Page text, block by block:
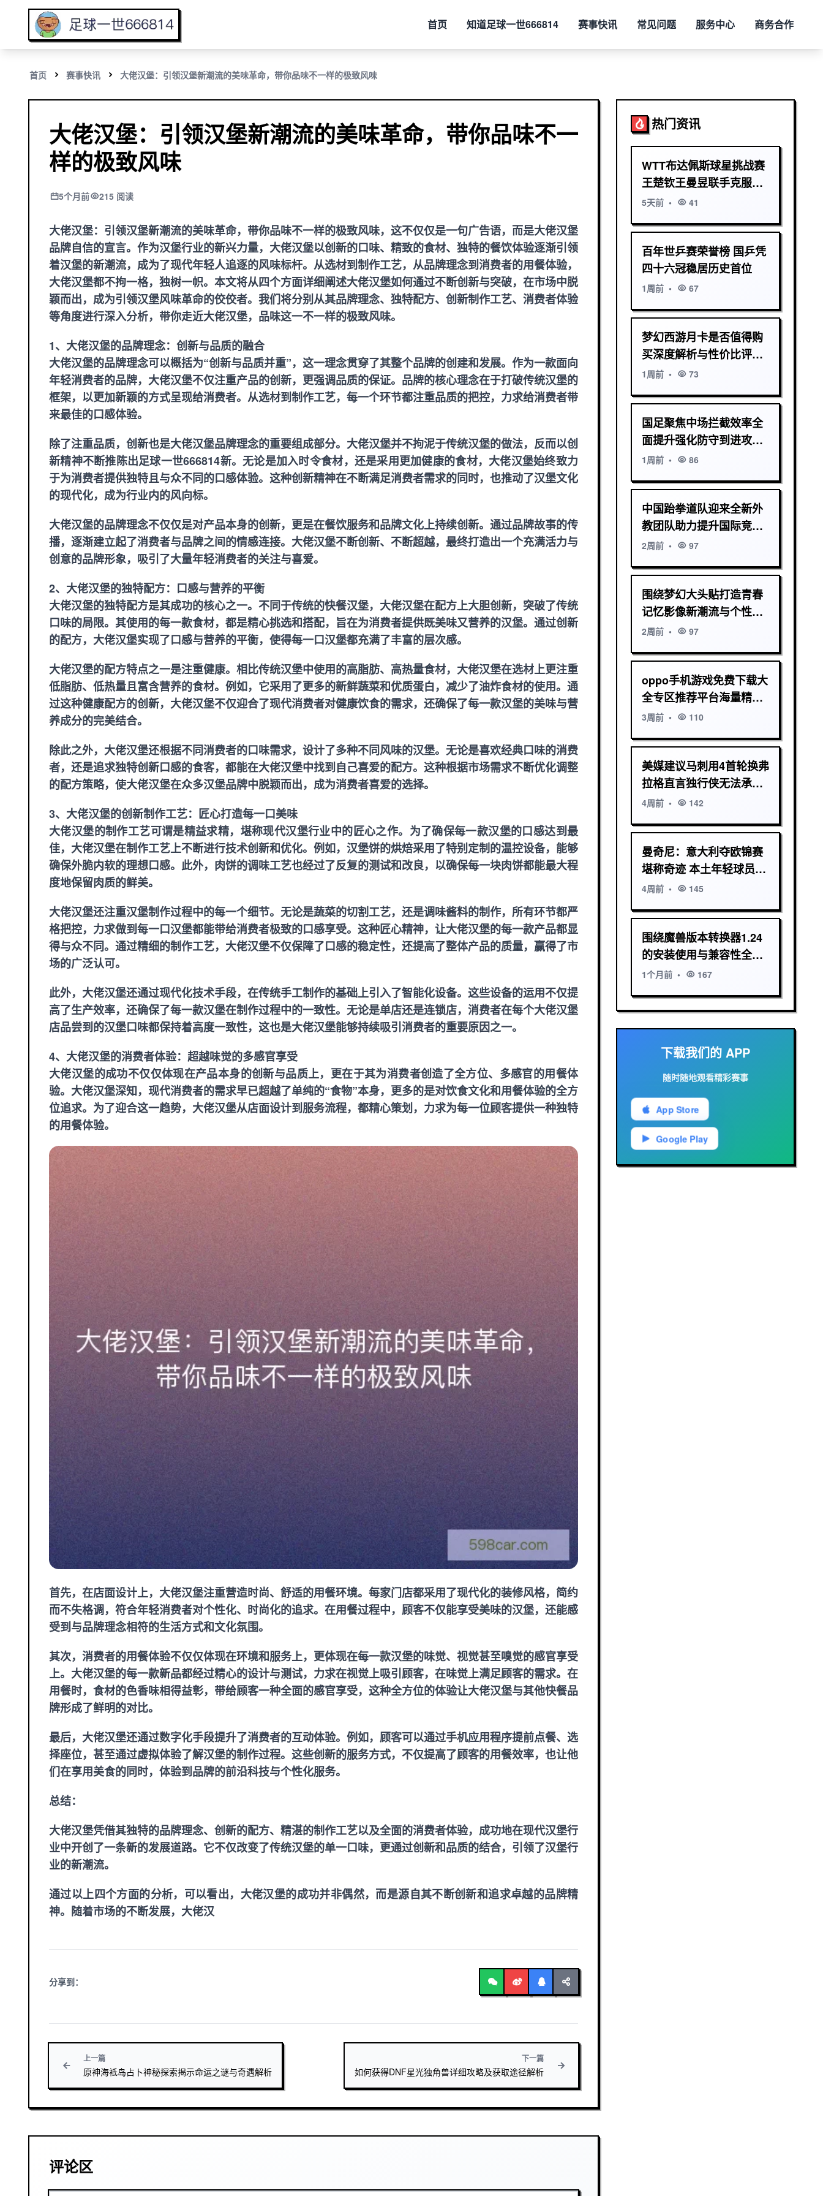
首页 知道足球一世666814 赛事快讯 常见问题 服务中心 商务合作
首页 赛事快讯 大佬汉堡：引领汉堡新潮流的美味革命，带你品味不一样的极致风味
大佬汉堡：引领汉堡新潮流的美味革命，带你品味不一
样的极致风味
5个月前 215 阅读
大佬汉堡：引领汉堡新潮流的美味革命，带你品味不一样的极致风味，这不仅仅是一句广告语，而是大佬汉堡
品牌自信的宣言。作为汉堡行业的新兴力量，大佬汉堡以创新的口味、精致的食材、独特的餐饮体验逐渐引领
着汉堡的新潮流，成为了现代年轻人追逐的风味标杆。从选材到制作工艺，从品牌理念到消费者的用餐体验，
大佬汉堡都不拘一格，独树一帜。本文将从四个方面详细阐述大佬汉堡如何通过不断创新与突破，在市场中脱
颖而出，成为引领汉堡风味革命的佼佼者。我们将分别从其品牌理念、独特配方、创新制作工艺、消费者体验
等角度进行深入分析，带你走近大佬汉堡，品味这一不一样的极致风味。
1、大佬汉堡的品牌理念：创新与品质的融合
大佬汉堡的品牌理念可以概括为“创新与品质并重”，这一理念贯穿了其整个品牌的创建和发展。作为一款面向
年轻消费者的品牌，大佬汉堡不仅注重产品的创新，更强调品质的保证。品牌的核心理念在于打破传统汉堡的
框架，以更加新颖的方式呈现给消费者。从选材到制作工艺，每一个环节都注重品质的把控，力求给消费者带
来最佳的口感体验。
除了注重品质，创新也是大佬汉堡品牌理念的重要组成部分。大佬汉堡并不拘泥于传统汉堡的做法，反而以创
新精神不断推陈出足球一世666814新。无论是加入时令食材，还是采用更加健康的食材，大佬汉堡始终致力
于为消费者提供独特且与众不同的口感体验。这种创新精神在不断满足消费者需求的同时，也推动了汉堡文化
的现代化，成为行业内的风向标。
大佬汉堡的品牌理念不仅仅是对产品本身的创新，更是在餐饮服务和品牌文化上持续创新。通过品牌故事的传
播，逐渐建立起了消费者与品牌之间的情感连接。大佬汉堡不断创新、不断超越，最终打造出一个充满活力与
创意的品牌形象，吸引了大量年轻消费者的关注与喜爱。
2、大佬汉堡的独特配方：口感与营养的平衡
大佬汉堡的独特配方是其成功的核心之一。不同于传统的快餐汉堡，大佬汉堡在配方上大胆创新，突破了传统
口味的局限。其使用的每一款食材，都是精心挑选和搭配，旨在为消费者提供既美味又营养的汉堡。通过创新
的配方，大佬汉堡实现了口感与营养的平衡，使得每一口汉堡都充满了丰富的层次感。
大佬汉堡的配方特点之一是注重健康。相比传统汉堡中使用的高脂肪、高热量食材，大佬汉堡在选材上更注重
低脂肪、低热量且富含营养的食材。例如，它采用了更多的新鲜蔬菜和优质蛋白，减少了油炸食材的使用。通
过这种健康配方的创新，大佬汉堡不仅迎合了现代消费者对健康饮食的需求，还确保了每一款汉堡的美味与营
养成分的完美结合。
除此之外，大佬汉堡还根据不同消费者的口味需求，设计了多种不同风味的汉堡。无论是喜欢经典口味的消费
者，还是追求独特创新口感的食客，都能在大佬汉堡中找到自己喜爱的配方。这种根据市场需求不断优化调整
的配方策略，使大佬汉堡在众多汉堡品牌中脱颖而出，成为消费者喜爱的选择。
3、大佬汉堡的创新制作工艺：匠心打造每一口美味
大佬汉堡的制作工艺可谓是精益求精，堪称现代汉堡行业中的匠心之作。为了确保每一款汉堡的口感达到最
佳，大佬汉堡在制作工艺上不断进行技术创新和优化。例如，汉堡饼的烘焙采用了特别定制的温控设备，能够
确保外脆内软的理想口感。此外，肉饼的调味工艺也经过了反复的测试和改良，以确保每一块肉饼都能最大程
度地保留肉质的鲜美。
大佬汉堡还注重汉堡制作过程中的每一个细节。无论是蔬菜的切割工艺，还是调味酱料的制作，所有环节都严
格把控，力求做到每一口汉堡都能带给消费者极致的口感享受。这种匠心精神，让大佬汉堡的每一款产品都显
得与众不同。通过精细的制作工艺，大佬汉堡不仅保障了口感的稳定性，还提高了整体产品的质量，赢得了市
场的广泛认可。
此外，大佬汉堡还通过现代化技术手段，在传统手工制作的基础上引入了智能化设备。这些设备的运用不仅提
高了生产效率，还确保了每一款汉堡在制作过程中的一致性。无论是单店还是连锁店，消费者在每个大佬汉堡
店品尝到的汉堡口味都保持着高度一致性，这也是大佬汉堡能够持续吸引消费者的重要原因之一。
4、大佬汉堡的消费者体验：超越味觉的多感官享受
大佬汉堡的成功不仅仅体现在产品本身的创新与品质上，更在于其为消费者创造了全方位、多感官的用餐体
验。大佬汉堡深知，现代消费者的需求早已超越了单纯的“食物”本身，更多的是对饮食文化和用餐体验的全方
位追求。为了迎合这一趋势，大佬汉堡从店面设计到服务流程，都精心策划，力求为每一位顾客提供一种独特
的用餐体验。
首先，在店面设计上，大佬汉堡注重营造时尚、舒适的用餐环境。每家门店都采用了现代化的装修风格，简约
而不失格调，符合年轻消费者对个性化、时尚化的追求。在用餐过程中，顾客不仅能享受美味的汉堡，还能感
受到与品牌理念相符的生活方式和文化氛围。
其次，消费者的用餐体验不仅仅体现在环境和服务上，更体现在每一款汉堡的味觉、视觉甚至嗅觉的感官享受
上。大佬汉堡的每一款新品都经过精心的设计与测试，力求在视觉上吸引顾客，在味觉上满足顾客的需求。在
用餐时，食材的色香味相得益彰，带给顾客一种全面的感官享受，这种全方位的体验让大佬汉堡与其他快餐品
牌形成了鲜明的对比。
最后，大佬汉堡还通过数字化手段提升了消费者的互动体验。例如，顾客可以通过手机应用程序提前点餐、选
择座位，甚至通过虚拟体验了解汉堡的制作过程。这些创新的服务方式，不仅提高了顾客的用餐效率，也让他
们在享用美食的同时，体验到品牌的前沿科技与个性化服务。
总结：
大佬汉堡凭借其独特的品牌理念、创新的配方、精湛的制作工艺以及全面的消费者体验，成功地在现代汉堡行
业中开创了一条新的发展道路。它不仅改变了传统汉堡的单一口味，更通过创新和品质的结合，引领了汉堡行
业的新潮流。
通过以上四个方面的分析，可以看出，大佬汉堡的成功并非偶然，而是源自其不断创新和追求卓越的品牌精
神。随着市场的不断发展，大佬汉
分享到：
上一篇
原神海袛岛占卜神秘探索揭示命运之谜与奇遇解析
下一篇
如何获得DNF星光独角兽详细攻略及获取途径解析
评论区
热门资讯
WTT布达佩斯球星挑战赛
王楚钦王曼昱联手克服重
重挑战
5天前 • 41
百年世乒赛荣誉榜 国乒凭
四十六冠稳居历史首位
1周前 • 67
梦幻西游月卡是否值得购
买深度解析与性价比评估
玩家必看长期收益分析
1周前 • 73
国足聚焦中场拦截效率全
面提升强化防守到进攻转
换速度备战策略新
1周前 • 86
中国跆拳道队迎来全新外
教团队助力提升国际竞技
水平
2周前 • 97
围绕梦幻大头贴打造青春
记忆影像新潮流与个性创
意自拍体验平台升级计划
2周前 • 97
oppo手机游戏免费下载大
全专区推荐平台海量精品
资源畅玩指南
3周前 • 110
美媒建议马刺用4首轮换弗
拉格直言独行侠无法承担
此赌注
4周前 • 142
曼奇尼：意大利夺欧锦赛
堪称奇迹 本土年轻球员比
低水平外援更重要
4周前 • 145
围绕魔兽版本转换器1.24
的安装使用与兼容性全面
解析指南详解
1个月前 • 167
下载我们的 APP
随时随地观看精彩赛事
App Store
Google Play